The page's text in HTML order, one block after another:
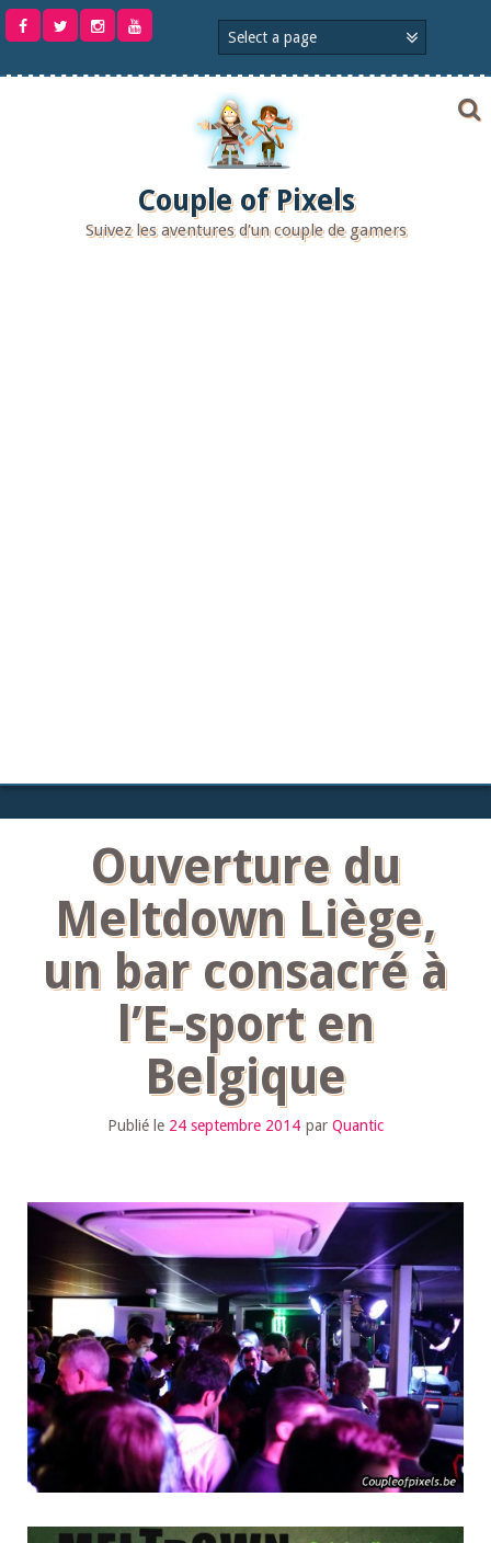
Aller
Couple of Pixels
Suivez les aventures d'un couple de gamers
Ouverture du
Meltdown Liège,
un bar consacré à
l’E-sport en
Belgique
Publié le 24 septembre 2014 par Quantic